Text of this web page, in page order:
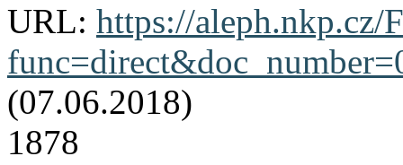
URL: https://aleph.nkp.cz/
(07.06.2018)
1878